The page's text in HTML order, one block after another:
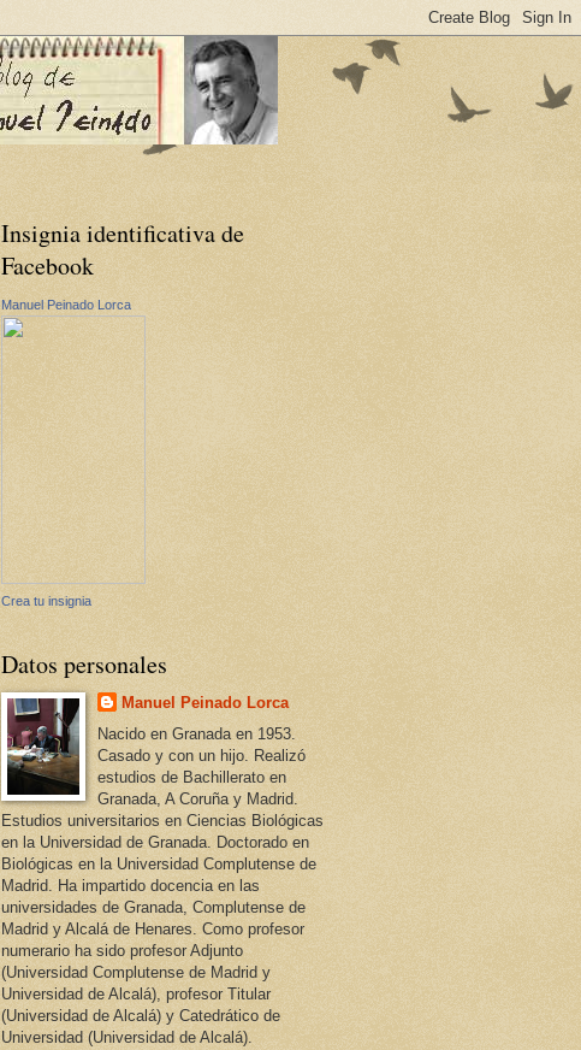
Insignia identificativa de
Facebook
Manuel Peinado Lorca
Crea tu insignia
Datos personales
Manuel Peinado Lorca
Nacido en Granada en 1953.
Casado y con un hijo. Realizó
estudios de Bachillerato en
Granada, A Coruña y Madrid.
Estudios universitarios en Ciencias Biológicas
en la Universidad de Granada. Doctorado en
Biológicas en la Universidad Complutense de
Madrid. Ha impartido docencia en las
universidades de Granada, Complutense de
Madrid y Alcalá de Henares. Como profesor
numerario ha sido profesor Adjunto
(Universidad Complutense de Madrid y
Universidad de Alcalá), profesor Titular
(Universidad de Alcalá) y Catedrático de
Universidad (Universidad de Alcalá).